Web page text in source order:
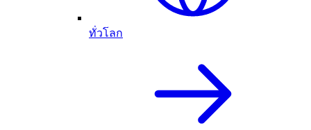
ทั่วโลก